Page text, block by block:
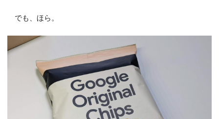
でも、ほら。